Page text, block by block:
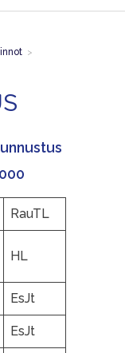
>
RauTL
HL
EsJt
EsJt